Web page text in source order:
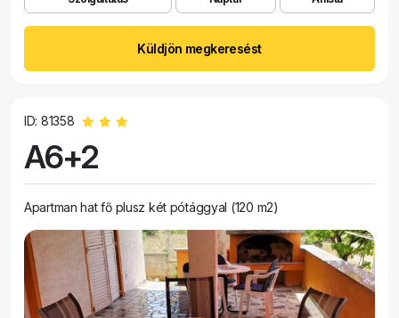
Küldjön megkeresést
ID: 81358
A6+2
Apartman hat fő plusz két pótággyal (120 m2)